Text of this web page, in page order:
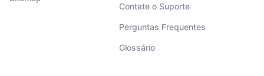
Contate o Suporte
Perguntas Frequentes
Glossário